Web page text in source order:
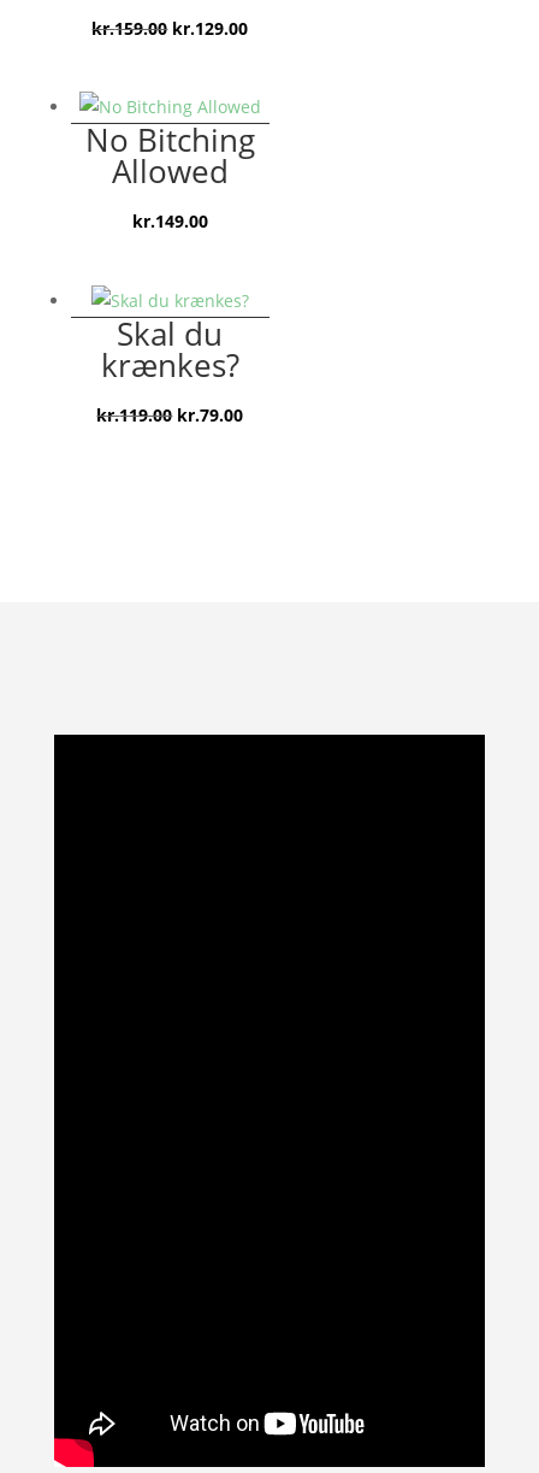
kr.159.00 Den
var:
kr.159.00.
kr.129.00Den
er:
kr.129.00.
No Bitching
Allowed
kr.149.00
Skal du
krænkes?
kr.119.00 Den
kr.79.00Den